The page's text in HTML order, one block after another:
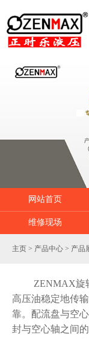
网站首页
维修现场
主页 > 产品中心 > 产品
ZENMAX旋
高压油稳定地传
靠。配流盘与空
封与空心轴之间